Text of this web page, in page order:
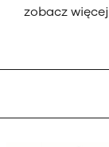
zobacz więcej